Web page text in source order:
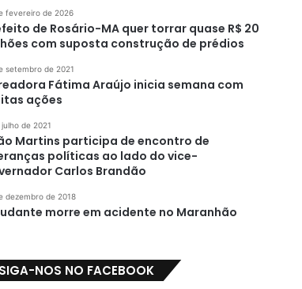
fevereiro de 2026
de Rosário-MA quer torrar quase R$ 20
com suposta construção de prédios
setembro de 2021
Fátima Araújo inicia semana com
ações
julho de 2021
Martins participa de encontro de
políticas ao lado do vice-
Carlos Brandão
dezembro de 2018
morre em acidente no Maranhão
SIGA-NOS NO FACEBOOK